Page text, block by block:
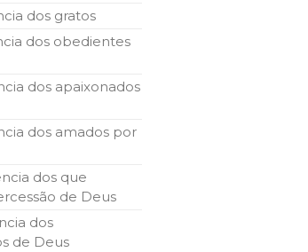
dos gratos
dos obedientes
dos apaixonados
dos amados por
dos que
de Deus
dos
de Deus